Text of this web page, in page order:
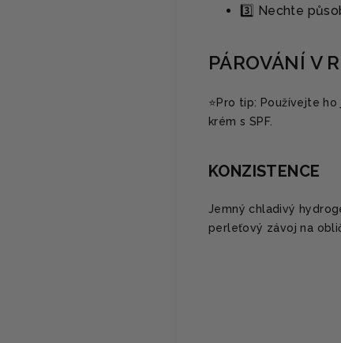
3️⃣ Nechte
PÁROVÁNÍ V
⭐️Pro tip: Používejte
krém s SPF.
KONZISTENCE
Jemný chladivý
perleťový závoj na